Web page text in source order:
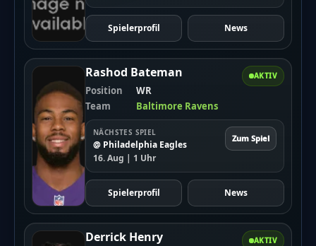
Spielerprofil News
AKTIV
Rashod Bateman
Position
WR
Team
Baltimore Ravens
NÄCHSTES SPIEL
@ Philadelphia Eagles
16. Aug | 1 Uhr
Zum Spiel
Spielerprofil News
AKTIV
Derrick Henry